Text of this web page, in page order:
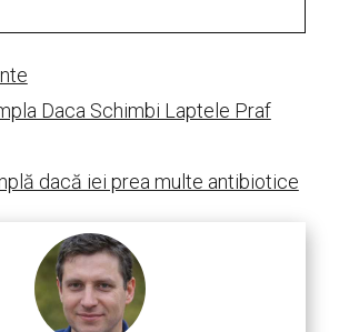
Daca Schimbi Laptele Praf
dacă iei prea multe antibiotice